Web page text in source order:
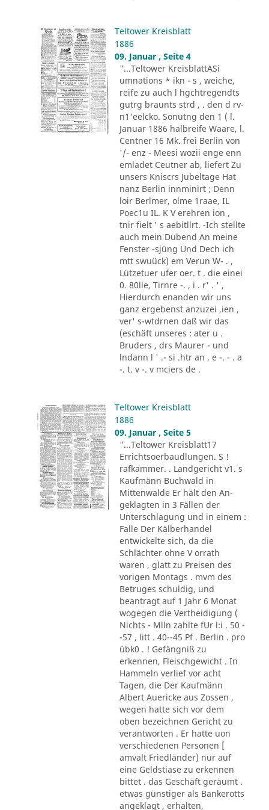
Teltower Kreisblatt
1886
09. Januar , Seite 4
"...Teltower KreisblattASi
umnations * ikn - s , weiche,
reife zu auch l hgchtregendts
gutrg braunts strd , . den d rv-
n1'eelcko. Sonutng den 1 ( l.
Januar 1886 halbreife Waare, l.
Centner 16 Mk. frei Berlin von
'/- enz - Meesi wozii enge enn
emladet Ceutner ab, liefert Zu
unsers Kniscrs Jubeltage Hat
nanz Berlin innminirt ; Denn
loir Berlmer, olme 1raae, IL
Poec1u IL. K V erehren ion ,
tnir fielt ' s aebitllrt. -Ich stellte
auch mein Dubend An meine
Fenster -sjüng Und Dech ich
mtt swuück) em Verun W- . ,
Lützetuer ufer oer. t . die einei
0. 80lle, Tirnre -. , i . r' . ' ,
Hierdurch enanden wir uns
ganz ergebenst anzuzei ,ien ,
ver' s-wtdrnen daß wir das
(eschäft unseres : ater u .
Bruders , drs Maurer - und
lndann l ' .- si .htr an . e -. - . a
-. t. v -. v mciers de .
Teltower Kreisblatt
1886
09. Januar , Seite 5
"...Teltower Kreisblatt17
Errichtsoerbaudlungen. S !
rafkammer. . Landgericht v1. s
Kaufmänn Buchwald in
Mittenwalde Er hält den An-
geklagten in 3 Fällen der
Unterschlagung und in einem :
Falle Der Kälberhandel
entwickelte sich, da die
Schlächter ohne V orrath
waren , glatt zu Preisen des
vorigen Montags . mvm des
Betruges schuldig, und
beantragt auf 1 Jahr 6 Monat
wogegen die Vertheidigung (
Nichts - Mlln zahlte fUr l:i . 50 -
-57 , litt . 40--45 Pf . Berlin . pro
übk0 . ! Gefängniß zu
erkennen, Fleischgewicht . In
Hammeln verlief vor acht
Tagen, die Der Kaufmänn
Albert Auericke aus Zossen ,
wegen hatte sich vor dem
oben bezeichnen Gericht zu
verantworten . Er hatte uon
verschiedenen Personen [
amvalt Friedländer) nur auf
eine Geldstiase zu erkennen
bittet . das Geschäft geräumt .
etwas günstiger als Bankerotts
angeklagt , erhalten,